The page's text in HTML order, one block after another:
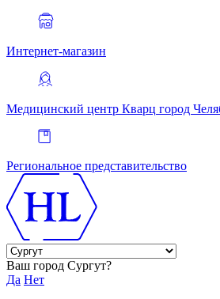
Интернет-магазин
Медицинский центр Кварц город
Региональное представительство
Ваш город Сургут?
Да Нет